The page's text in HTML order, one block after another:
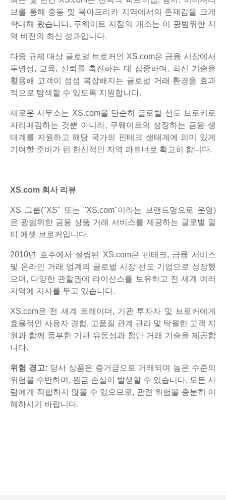
브를 통해 중동 및 북아프리카 지역에서의 존재감을 크게
확대해 왔습니다. 쿠웨이트 지점의 개소는 이 광범위한 지
역 비전의 최신 성과입니다.
다중 규제 대상 글로벌 브로커인 XS.com은 금융 시장에서
투명성, 교육, 신뢰를 촉진하는 데 집중하며, 최신 기술을
활용해 고객이 점점 복잡해지는 글로벌 거래 환경을 효과
적으로 탐색할 수 있도록 지원합니다.
새로운 사무소는 XS.com을 단순히 글로벌 선도 브로커로
자리매김하는 것뿐 아니라, 쿠웨이트의 성장하는 금융 생
태계를 지원하고 해당 국가의 핀테크 생태계에 의미 있게
기여할 준비가 된 헌신적인 지역 파트너로 확고히 합니다.
XS.com 회사 리뷰
XS 그룹("XS" 또는 "XS.com"이라는 브랜드명으로 운영)
은 광범위한 금융 상품 거래 서비스를 제공하는 글로벌 멀
티 에셋 브로커입니다.
2010년 호주에서 설립된 XS.com은 핀테크, 금융 서비스
및 온라인 거래 업계의 글로벌 시장 선도 기업으로 성장했
으며, 다양한 관할권에 라이선스를 보유하고 전 세계 여러
지역에 지사를 두고 있습니다.
XS.com은 전 세계 트레이더, 기관 투자자 및 브로커에게
효율적인 사용자 경험, 고품질 관계 관리 및 탁월한 고객 지
원과 함께 풍부한 기관 유동성과 첨단 거래 기술을 제공합
니다.
위험 경고: 당사 상품은 증거금으로 거래되며 높은 수준의
위험을 수반하며, 원금 손실이 발생할 수 있습니다. 모든 사
람에게 적합하지 않을 수 있으므로, 관련 위험을 충분히 이
해하시기 바랍니다.